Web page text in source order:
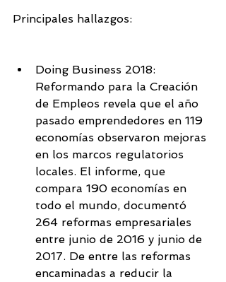
Principales hallazgos:
Doing Business 2018:
Reformando para la Creación
de Empleos revela que el año
pasado emprendedores en 119
economías observaron mejoras
en los marcos regulatorios
locales. El informe, que
compara 190 economías en
todo el mundo, documentó
264 reformas empresariales
entre junio de 2016 y junio de
2017. De entre las reformas
encaminadas a reducir la